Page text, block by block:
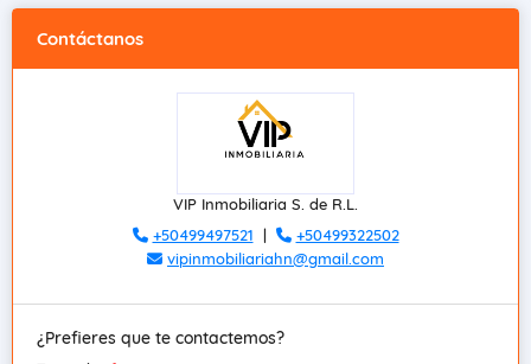
Contáctanos
VIP Inmobiliaria S. de R.L.
+50499497521 |
+50499322502
vipinmobiliariahn@gmail.com
¿Prefieres que te contactemos?